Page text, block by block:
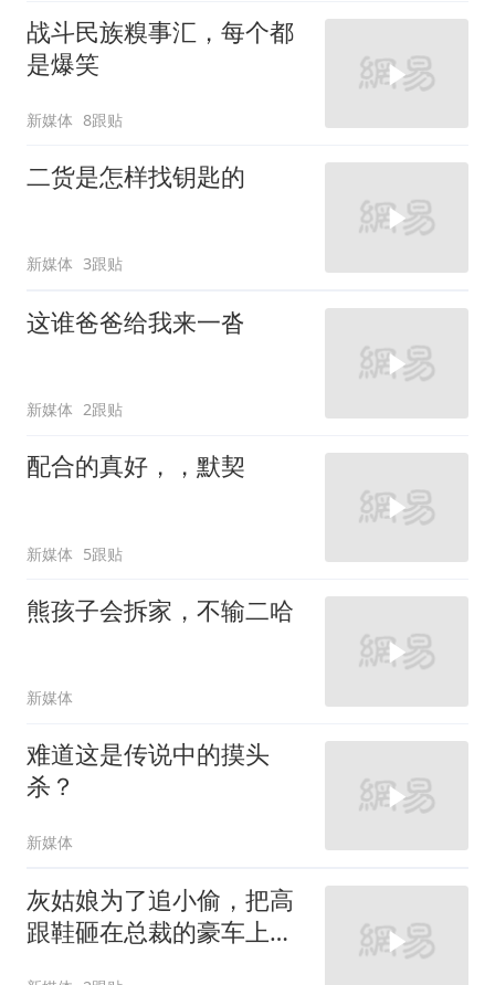
战斗民族糗事汇，每个都
是爆笑
新媒体 8跟贴
二货是怎样找钥匙的
新媒体 3跟贴
这谁爸爸给我来一沓
新媒体 2跟贴
配合的真好，，默契
新媒体 5跟贴
熊孩子会拆家，不输二哈
新媒体
难道这是传说中的摸头
杀？
新媒体
灰姑娘为了追小偷，把高
跟鞋砸在总裁的豪车上，